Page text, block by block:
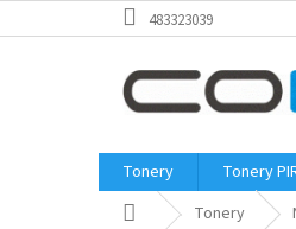
na
483323039
Tonery Tonery
Domov Tonery